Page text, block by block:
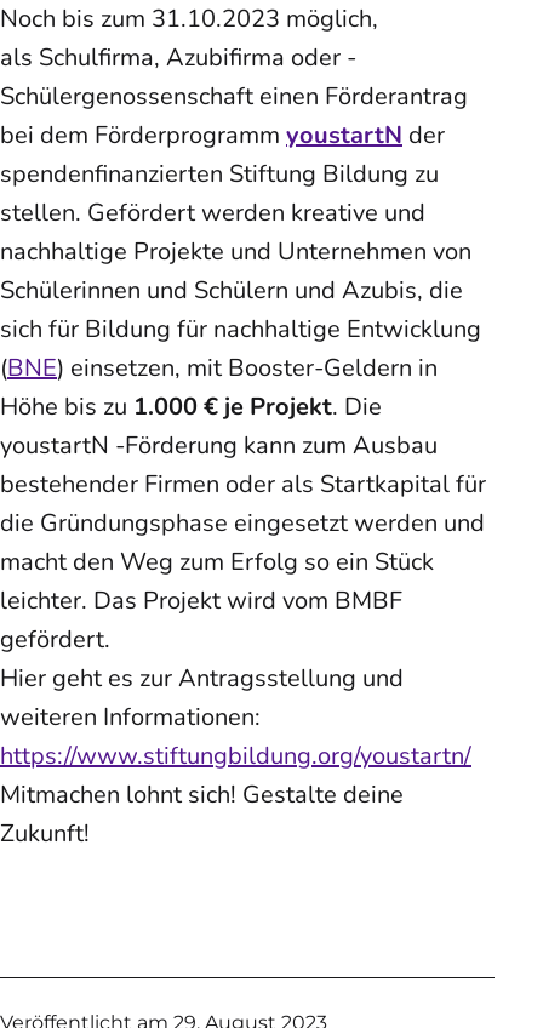
Noch bis zum 31.10.2023 möglich,
als Schulfirma, Azubifirma oder -
Schülergenossenschaft einen Förderantrag
bei dem Förderprogramm youstartN der
spendenfinanzierten Stiftung Bildung zu
stellen. Gefördert werden kreative und
nachhaltige Projekte und Unternehmen von
Schülerinnen und Schülern und Azubis, die
sich für Bildung für nachhaltige Entwicklung
(BNE) einsetzen, mit Booster-Geldern in
Höhe bis zu 1.000 € je Projekt. Die
youstartN -Förderung kann zum Ausbau
bestehender Firmen oder als Startkapital für
die Gründungsphase eingesetzt werden und
macht den Weg zum Erfolg so ein Stück
leichter. Das Projekt wird vom BMBF
gefördert.
Hier geht es zur Antragsstellung und
weiteren Informationen:
https://www.stiftungbildung.org/youstartn/
Mitmachen lohnt sich! Gestalte deine
Zukunft!
Veröffentlicht am 29. August 2023